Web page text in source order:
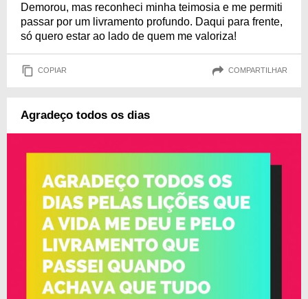
Demorou, mas reconheci minha teimosia e me permiti
passar por um livramento profundo. Daqui para frente,
só quero estar ao lado de quem me valoriza!
COPIAR COMPARTILHAR
Agradeço todos os dias